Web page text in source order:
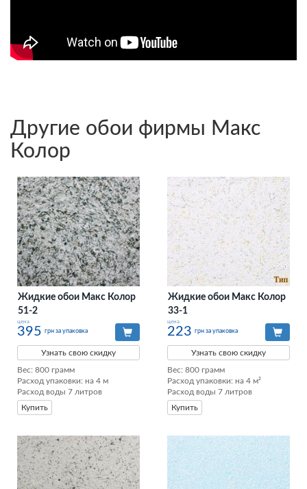
Другие обои фирмы Макс
Колор
Жидкие обои Макс Колор
51-2
цена
395 грн за упаковка
Узнать свою скидку
Вес: 800 грамм
Расход упаковки: на 4 м
Расход воды 7 литров
Купить
Жидкие обои Макс Колор
33-1
цена
223 грн за упаковка
Узнать свою скидку
Вес: 800 грамм
Расход упаковки: на 4 м²
Расход воды 7 литров
Купить